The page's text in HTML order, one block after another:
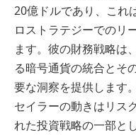
20億ドルであり、これ
ロストラテジーでのリ
ます。彼の財務戦略は
る暗号通貨の統合とそ
要な洞察を提供します
セイラーの動きはリス
れた投資戦略の一部と